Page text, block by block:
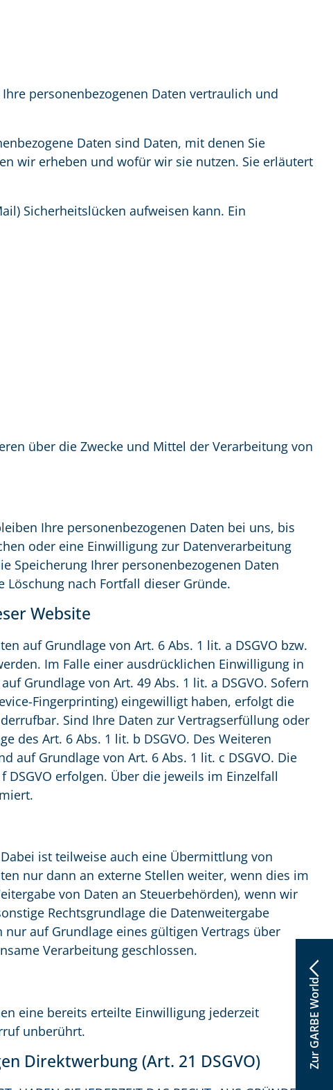
Zur GARBE World
personenbezogenen Daten vertraulich und
Daten sind Daten, mit denen Sie
wir erheben und wofür wir sie nutzen. Sie erläutert
Sicherheitslücken aufweisen kann. Ein
über die Zwecke und Mittel der Verarbeitung von
Ihre personenbezogenen Daten bei uns, bis
oder eine Einwilligung zur Datenverarbeitung
Speicherung Ihrer personenbezogenen Daten
nach Fortfall dieser Gründe.
Website
auf Grundlage von Art. 6 Abs. 1 lit. a DSGVO bzw.
Im Falle einer ausdrücklichen Einwilligung in
Grundlage von Art. 49 Abs. 1 lit. a DSGVO. Sofern
Fingerprinting) eingewilligt haben, erfolgt die
Sind Ihre Daten zur Vertragserfüllung oder
Art. 6 Abs. 1 lit. b DSGVO. Des Weiteren
Grundlage von Art. 6 Abs. 1 lit. c DSGVO. Die
erfolgen. Über die jeweils im Einzelfall
ist teilweise auch eine Übermittlung von
nur dann an externe Stellen weiter, wenn dies im
von Daten an Steuerbehörden), wenn wir
Rechtsgrundlage die Datenweitergabe
auf Grundlage eines gültigen Vertrags über
Verarbeitung geschlossen.
eine bereits erteilte Einwilligung jederzeit
unberührt.
Direktwerbung (Art. 21 DSGVO)